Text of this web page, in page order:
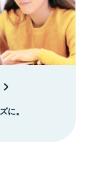
に。